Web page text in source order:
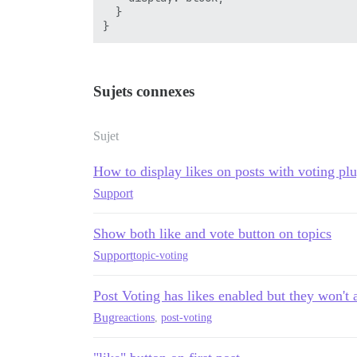
  }
Sujets connexes
Sujet
How to display likes on posts with voting
Support
Show both like and vote button on topics
Supporttopic-voting
Post Voting has likes enabled but they won't
Bugreactions, post-voting